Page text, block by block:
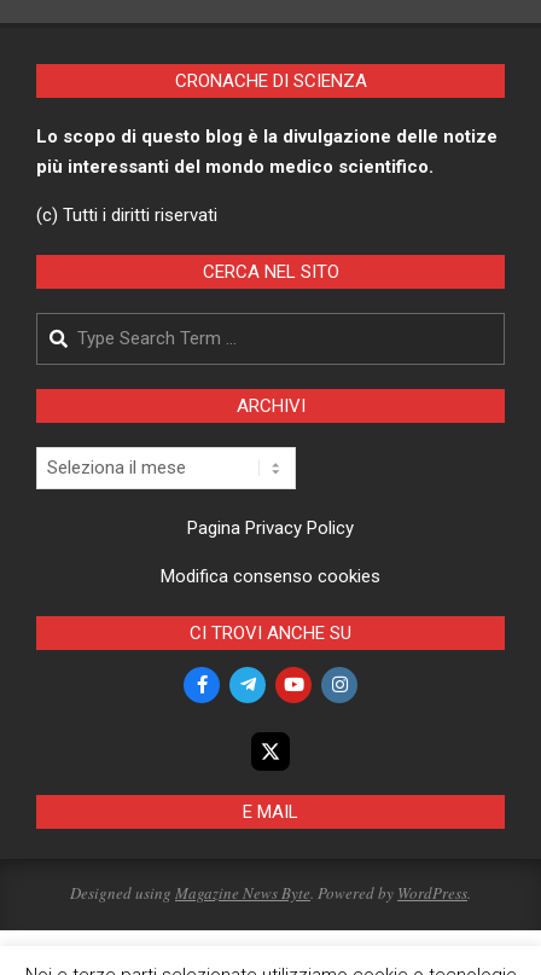
CRONACHE DI SCIENZA
Lo scopo di questo blog è la divulgazione delle notize
più interessanti del mondo medico scientifico.
(c) Tutti i diritti riservati
CERCA NEL SITO
Search
ARCHIVI
Archivi
Pagina Privacy Policy
Modifica consenso cookies
CI TROVI ANCHE SU
E MAIL
Designed using Magazine News Byte. Powered byWordPress.